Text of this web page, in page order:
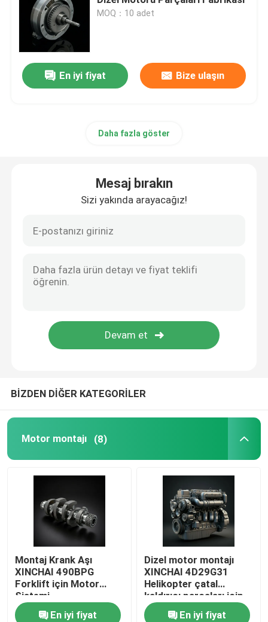
Silindir başı ve valf sistemi montajı
Zamanlama Derneği Tren Montajı
Soğutma Sistemi
MOQ：10 adet
En iyi fiyat Bize ulaşın
Daha fazla göster
Mesaj bırakın
Sizi yakında arayacağız!
BİZDEN DİĞER KATEGORİLER
Motor montajı (8)
Montaj Krank Aşı
XINCHAI 490BPG
Forklift için Motor
Sistemi
En iyi fiyat
Dizel motor montajı
XINCHAI 4D29G31
Helikopter çatal
kaldırıcı parçaları için
3,5 Ton
En iyi fiyat